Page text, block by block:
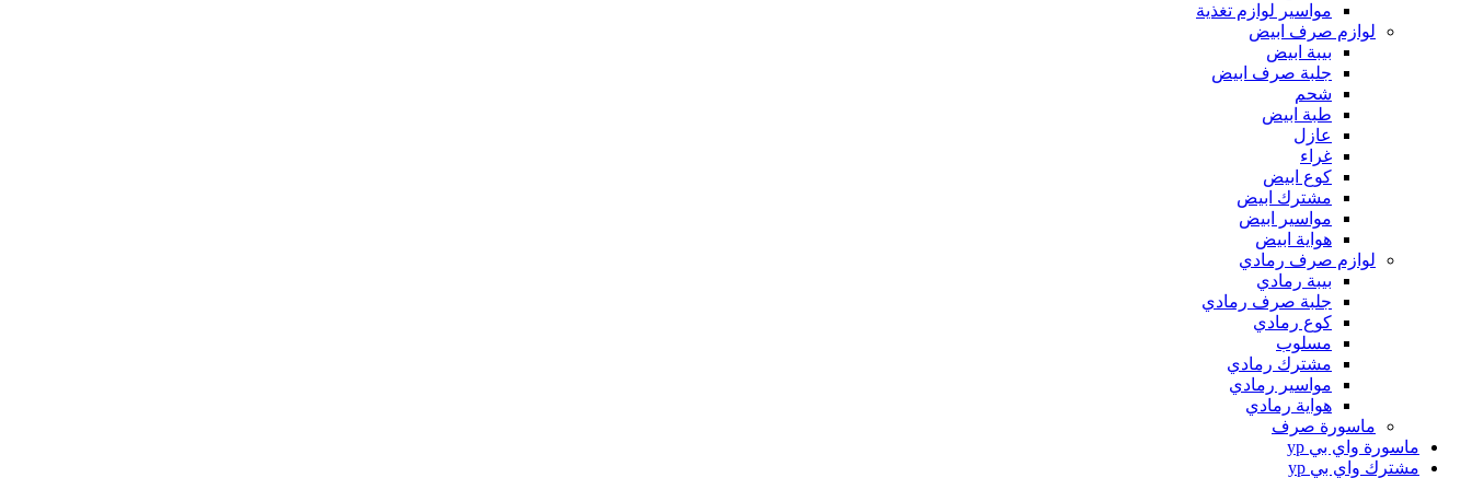
مواسير لوازم تغذية
لوازم صرف ابيض
بيبة ابيض
جلبة صرف ابيض
شحم
طبة ابيض
عازل
غراء
كوع ابيض
مشترك ابيض
مواسير ابيض
هواية ابيض
لوازم صرف رمادي
بيبة رمادي
جلبة صرف رمادي
كوع رمادي
مسلوب
مشترك رمادي
مواسير رمادي
هواية رمادي
ماسورة صرف
ماسورة واي بي yp
مشترك واي بي yp